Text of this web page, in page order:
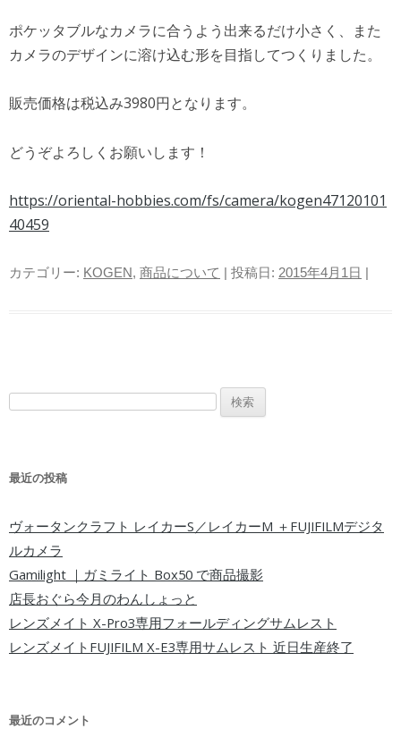
ポケッタブルなカメラに合うよう出来るだけ小さく、また
カメラのデザインに溶け込む形を目指してつくりました。
販売価格は税込み3980円となります。
どうぞよろしくお願いします！
https://oriental-hobbies.com/fs/camera/kogen47120101
40459
カテゴリー: KOGEN, 商品について | 投稿日: 2015年4月1日
検索:
最近の投稿
ヴォータンクラフト レイカーS／レイカーM ＋FUJIFILMデジタ
ルカメラ
Gamilight ｜ガミライト Box50 で商品撮影
店長おぐら今月のわんしょっと
レンズメイト X-Pro3専用フォールディングサムレスト
レンズメイトFUJIFILM X-E3専用サムレスト 近日生産終了
最近のコメント